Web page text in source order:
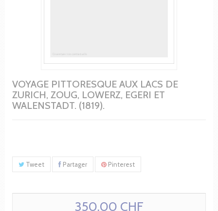
VOYAGE PITTORESQUE AUX LACS DE
ZURICH, ZOUG, LOWERZ, EGERI ET
WALENSTADT. (1819).
Tweet Partager Pinterest
350.00 CHF